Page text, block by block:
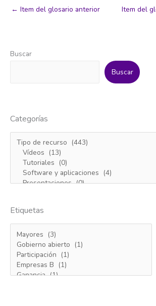
← Item del glosario anterior Item del
Buscar
Buscar
Categorías
Etiquetas